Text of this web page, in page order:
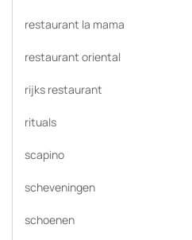
restaurant la mama
restaurant oriental
rijks restaurant
rituals
scapino
scheveningen
schoenen